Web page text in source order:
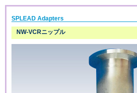
SPLEAD Adapters
NW-VCRニップル